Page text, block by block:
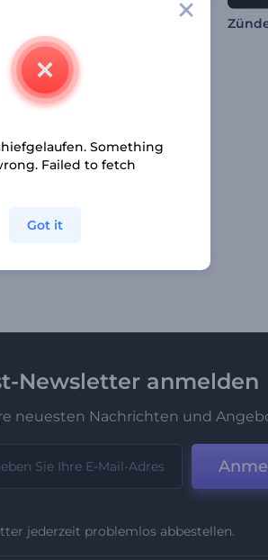
Yin und Yang-Energie-Intro
Newsletter anmelden
neuesten Nachrichten und
jederzeit problemlos abbestellen.
Something
Failed to fetch
Got it